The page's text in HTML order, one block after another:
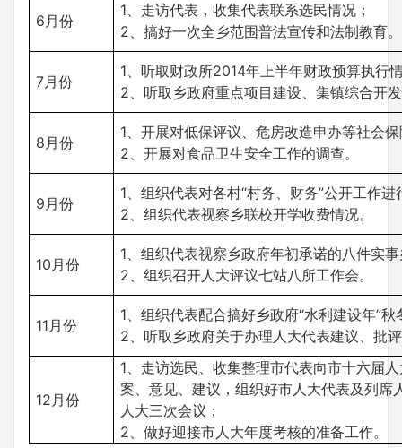
6月份
1、走访代表，收集代表联系选民情况；
2、搞好一次全乡范围普法宣传和法制教育。
7月份
1、听取财政所2014年上半年财政预算执行
2、听取乡政府重点项目建设、集镇综合开
8月份
1、开展对低保评议、危房改造申办等社会
2、开展对食品卫生安全工作的调查。
9月份
1、组织代表对各村“村务、财务”公开工作进
2、组织代表视察乡联校开学收费情况。
10月份
1、组织代表视察乡政府年初承诺的八件实
2、组织召开人大评议七站八所工作会。
11月份
1、组织代表配合搞好乡政府“水利建设年”
2、听取乡政府关于办理人大代表建议、批
12月份
1、走访选民、收集整理市代表向市十六届
案、意见、建议，组织好市人大代表及列席
人大三次会议；
2、做好迎接市人大年度考核的准备工作。